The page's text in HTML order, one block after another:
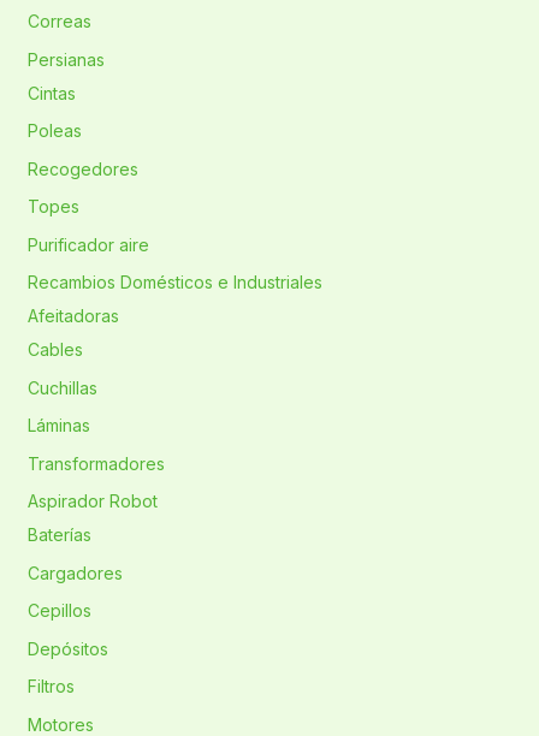
Correas
Persianas
Cintas
Poleas
Recogedores
Topes
Purificador aire
Recambios Domésticos e Industriales
Afeitadoras
Cables
Cuchillas
Láminas
Transformadores
Aspirador Robot
Baterías
Cargadores
Cepillos
Depósitos
Filtros
Motores